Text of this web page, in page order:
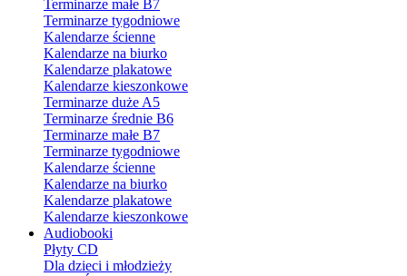
Terminarze małe B7
Terminarze tygodniowe
Kalendarze ścienne
Kalendarze na biurko
Kalendarze plakatowe
Kalendarze kieszonkowe
Terminarze duże A5
Terminarze średnie B6
Terminarze małe B7
Terminarze tygodniowe
Kalendarze ścienne
Kalendarze na biurko
Kalendarze plakatowe
Kalendarze kieszonkowe
Audiobooki
Płyty CD
Dla dzieci i młodzieży